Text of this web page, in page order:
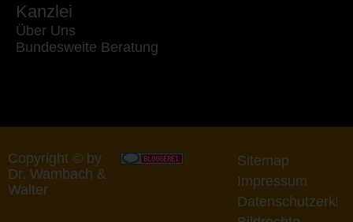
Kanzlei
Über Uns
Bundesweite Beratung
Copyright © by
Dr. Wambach &
Walter
Sitemap
Impressum